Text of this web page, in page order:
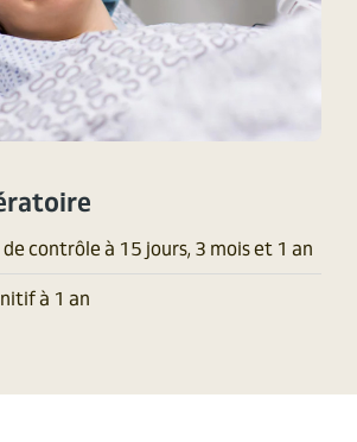
contrôle à 15 jours, 3 mois et 1 an
à 1 an